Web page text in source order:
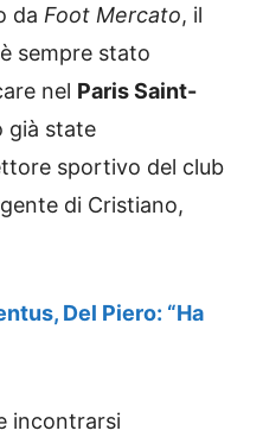
da Foot Mercato, il
sempre stato
nel Paris Saint-
già state
sportivo del club
di Cristiano,
Del Piero: “Ha
incontrarsi